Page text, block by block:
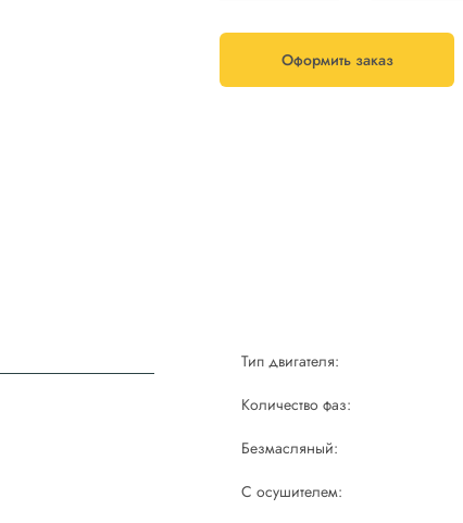
Оформить заказ
Тип двигателя:
Количество фаз:
Безмасляный:
С осушителем: